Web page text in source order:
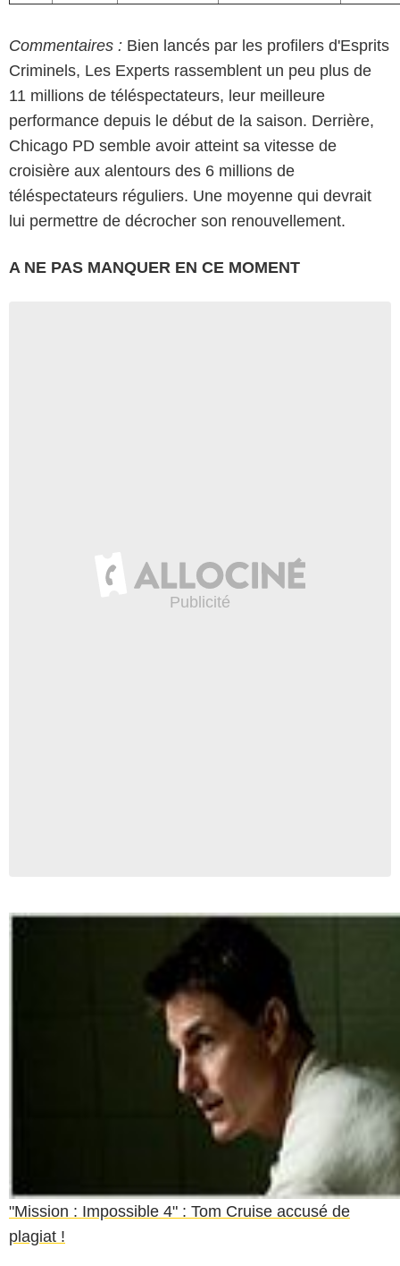
Commentaires : Bien lancés par les profilers d'Esprits
Criminels, Les Experts rassemblent un peu plus de
11 millions de téléspectateurs, leur meilleure
performance depuis le début de la saison. Derrière,
Chicago PD semble avoir atteint sa vitesse de
croisière aux alentours des 6 millions de
téléspectateurs réguliers. Une moyenne qui devrait
lui permettre de décrocher son renouvellement.
A NE PAS MANQUER EN CE MOMENT
"Mission : Impossible 4" : Tom Cruise accusé de
plagiat !